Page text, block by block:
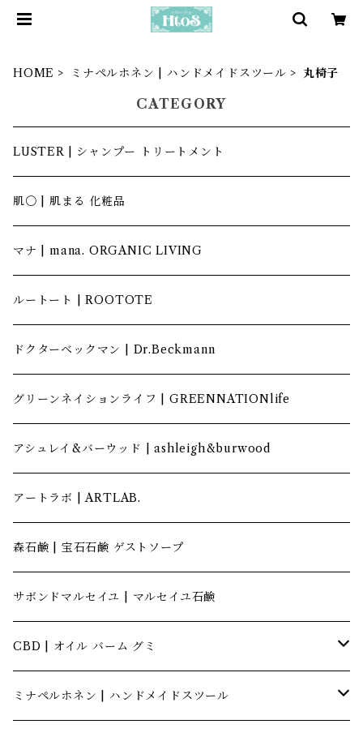
HOME ミナペルホネン | ハンドメイドスツール 丸椅子
CATEGORY
LUSTER | シャンプー トリートメント
肌〇 | 肌まる 化粧品
マナ | mana. ORGANIC LIVING
ルートート | ROOTOTE
ドクターベックマン | Dr.Beckmann
グリーンネイションライフ | GREENNATIONlife
アシュレイ&バーウッド | ashleigh&burwood
アートラボ | ARTLAB.
森石鹸 | 宝石石鹸 ゲストソープ
サボンドマルセイユ | マルセイユ石鹸
CBD | オイル バーム グミ
キャナテック | CannaTech
ミナペルホネン | ハンドメイドスツール